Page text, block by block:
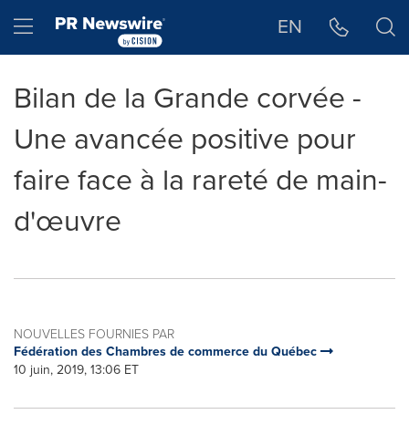
Hamburger menu EN
Bilan de la Grande corvée -
Une avancée positive pour
faire face à la rareté de main-
d'œuvre
NOUVELLES FOURNIES PAR
Fédération des Chambres de commerce du Québec
10 juin, 2019, 13:06 ET